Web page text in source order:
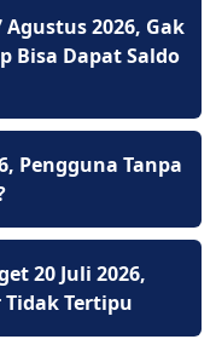
2026, Gak
Bisa Dapat Saldo
Pengguna Tanpa
20 Juli 2026,
Tertipu